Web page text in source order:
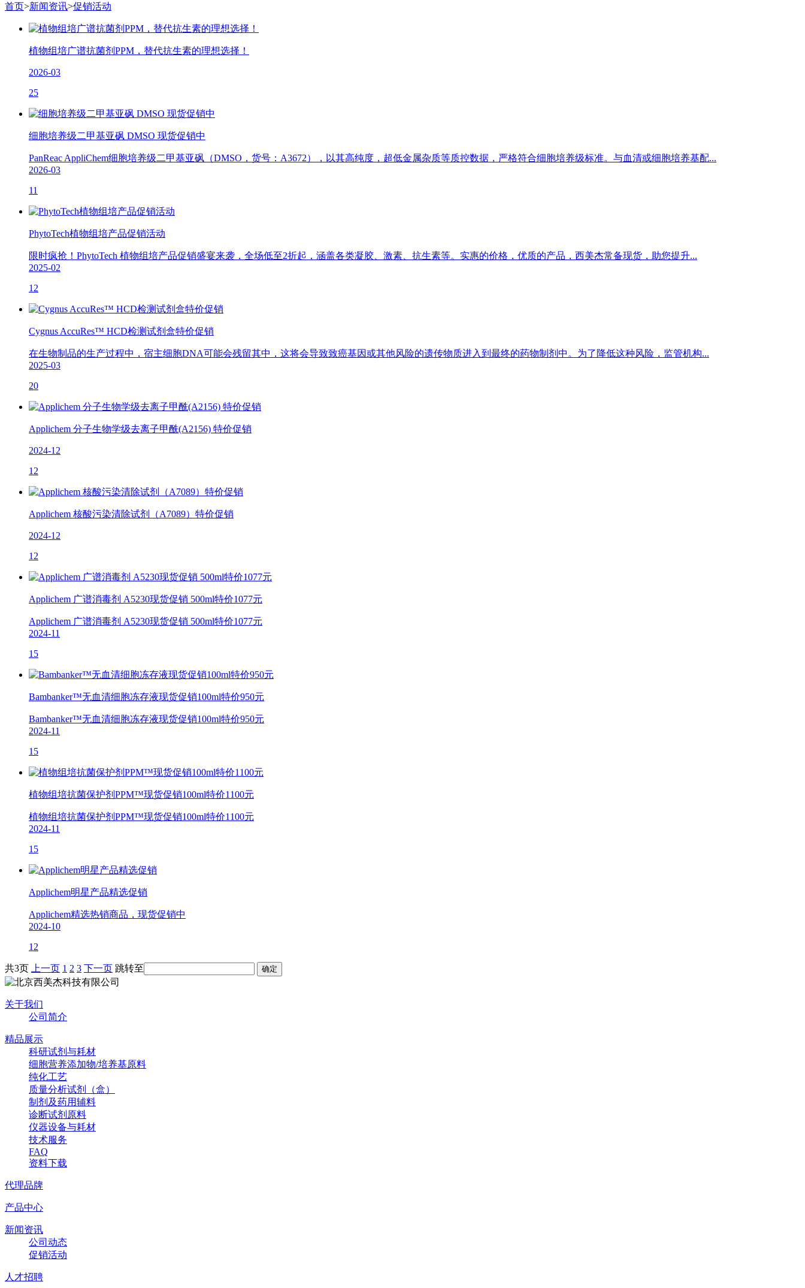
首页>新闻资讯>促销活动
植物组培广谱抗菌剂PPM，替代抗生素的理想选择！
2026-03
25
细胞培养级二甲基亚砜 DMSO 现货促销中
PanReac AppliChem细胞培养级二甲基亚砜（DMSO，货号：A3672），以其高纯度，超低金属杂质等质控数据，严格符合细胞培养级标准。与血清或细胞培养基配...
2026-03
11
PhytoTech植物组培产品促销活动
限时疯抢！PhytoTech 植物组培产品促销盛宴来袭，全场低至2折起，涵盖各类凝胶、激素、抗生素等。实惠的价格，优质的产品，西美杰常备现货，助您提升...
2025-02
12
Cygnus AccuRes™ HCD检测试剂盒特价促销
在生物制品的生产过程中，宿主细胞DNA可能会残留其中，这将会导致致癌基因或其他风险的遗传物质进入到最终的药物制剂中。为了降低这种风险，监管机构...
2025-03
20
Applichem 分子生物学级去离子甲酰(A2156) 特价促销
2024-12
12
Applichem 核酸污染清除试剂（A7089）特价促销
2024-12
12
Applichem 广谱消毒剂 A5230现货促销 500ml特价1077元
Applichem 广谱消毒剂 A5230现货促销 500ml特价1077元
2024-11
15
Bambanker™无血清细胞冻存液现货促销100ml特价950元
Bambanker™无血清细胞冻存液现货促销100ml特价950元
2024-11
15
植物组培抗菌保护剂PPM™现货促销100ml特价1100元
植物组培抗菌保护剂PPM™现货促销100ml特价1100元
2024-11
15
Applichem明星产品精选促销
Applichem精选热销商品，现货促销中
2024-10
12
共3页 上一页 1 2 3 下一页 跳转至
关于我们
公司简介
精品展示
科研试剂与耗材
细胞营养添加物/培养基原料
纯化工艺
质量分析试剂（盒）
制剂及药用辅料
诊断试剂原料
仪器设备与耗材
技术服务
FAQ
资料下载
代理品牌
产品中心
新闻资讯
公司动态
促销活动
人才招聘